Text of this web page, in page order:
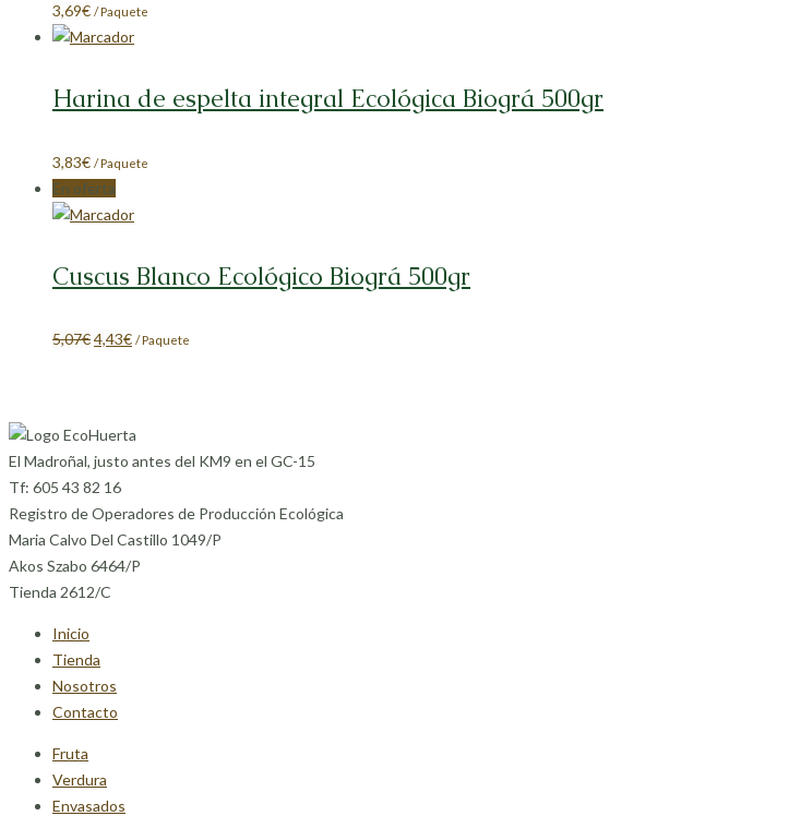
3,69€ / Paquete
Harina de espelta integral Ecológica Biográ 500gr
3,83€ / Paquete
En oferta
Cuscus Blanco Ecológico Biográ 500gr
5,07€El
5,07€.
4,43€El/ Paquete
El Madroñal, justo antes del KM9 en el GC-15
Tf: 605 43 82 16
Registro de Operadores de Producción Ecológica
Maria Calvo Del Castillo 1049/P
Akos Szabo 6464/P
Tienda 2612/C
Inicio
Tienda
Nosotros
Contacto
Fruta
Verdura
Envasados